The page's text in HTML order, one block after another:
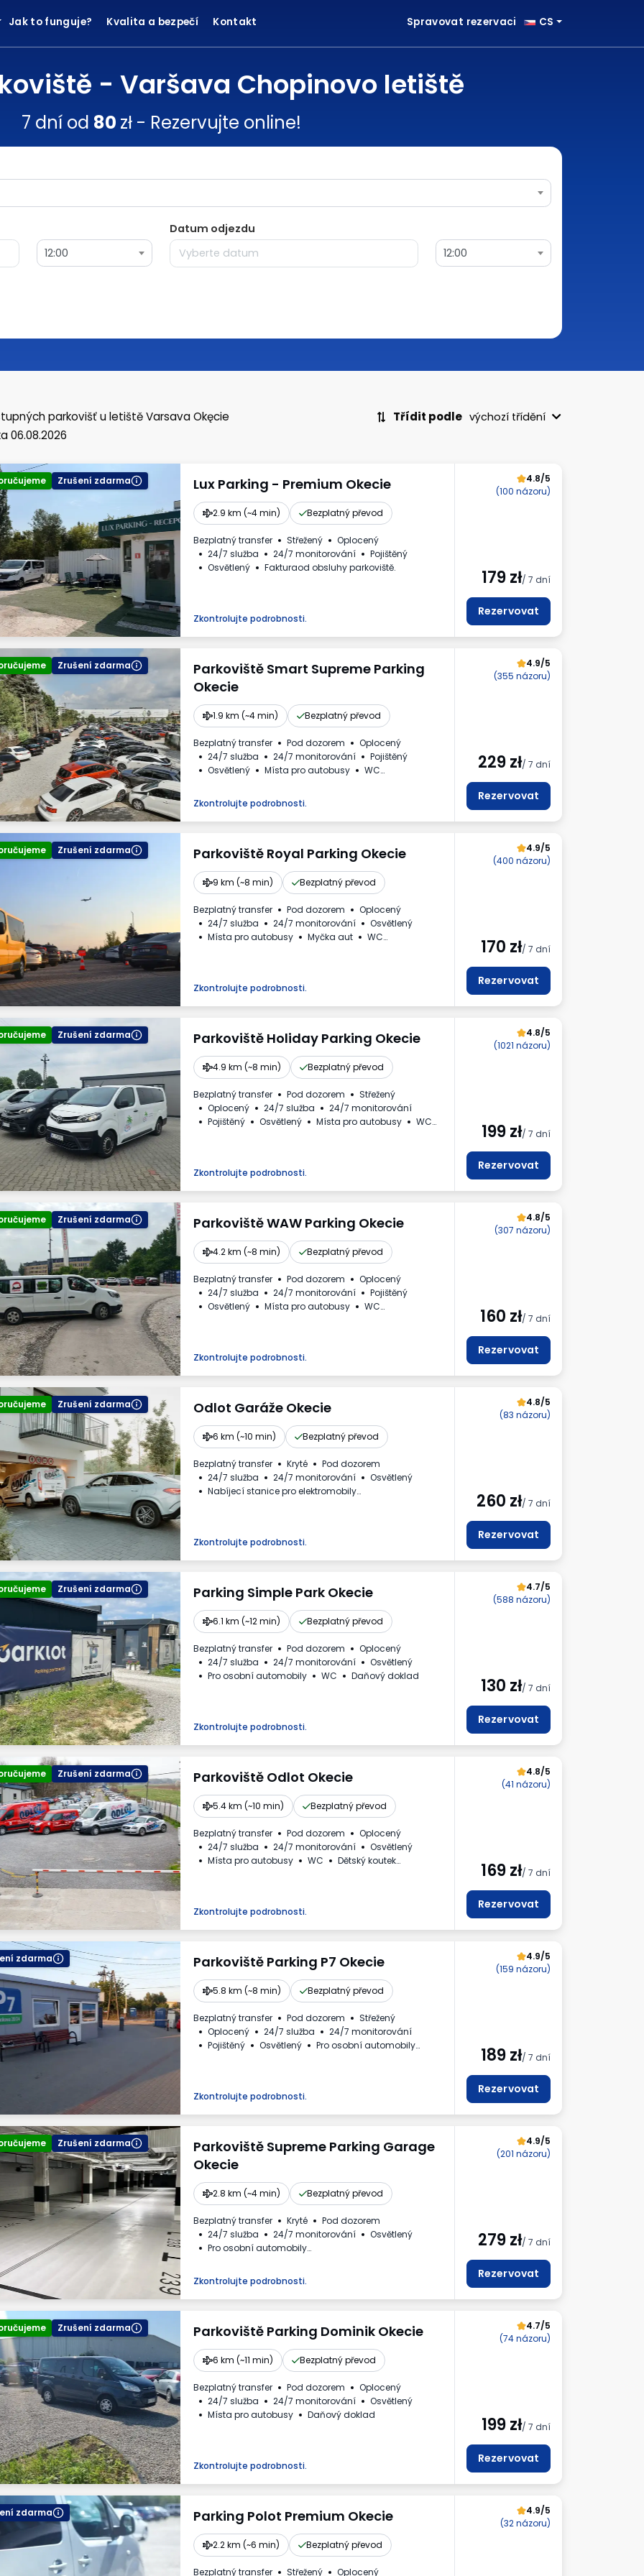
Jak to funguje? Kvalita a bezpečí Kontakt Spravovat rezervaci CS
- Varšava Chopinovo letiště
7 dní od 80 zł - Rezervujte online!
12:00
Datum odjezdu
12:00
parkovišťu letiště Varsava Okęcie
06.08.2026
Třídit podle výchozí třídění
Zrušení zdarma Lux Parking - Premium Okecie
2.9 km (~4 min) Bezplatný převod
Bezplatný transfer Střežený
Oplocený
24/7 služba
24/7 monitorování
Pojištěný
Osvětlený
Fakturaod obsluhy parkoviště.
Zkontrolujte podrobnosti.
4.8/5
(100 názoru)
179zł/ 7 dní
Rezervovat
Zrušení zdarma
Parkoviště Smart Supreme Parking
Okecie
1.9 km (~4 min) Bezplatný převod
Bezplatný transfer Pod dozorem
Oplocený
24/7 služba
24/7 monitorování
Pojištěný
Osvětlený
Místa pro autobusy
WC
Zkontrolujte podrobnosti.
4.9/5
(355 názoru)
229zł/ 7 dní
Rezervovat
Zrušení zdarma Parkoviště Royal Parking Okecie
9 km (~8 min) Bezplatný převod
Bezplatný transfer Pod dozorem
Oplocený
24/7 služba
24/7 monitorování
Osvětlený
Místa pro autobusy
Myčka aut
WC
Zkontrolujte podrobnosti.
4.9/5
(400 názoru)
170 zł/ 7 dní
Rezervovat
Zrušení zdarma Parkoviště Holiday Parking Okecie
4.9 km (~8 min) Bezplatný převod
Bezplatný transfer Pod dozorem
Střežený
Oplocený
24/7 služba
24/7 monitorování
Pojištěný
Osvětlený Místa pro autobusy
WC
Zkontrolujte podrobnosti.
4.8/5
(1021 názoru)
199zł/ 7 dní
Rezervovat
Zrušení zdarma Parkoviště WAW Parking Okecie
4.2 km (~8 min) Bezplatný převod
Bezplatný transfer Pod dozorem
Oplocený
24/7 služba
24/7 monitorování
Pojištěný
Osvětlený
Místa pro autobusy
WC
Zkontrolujte podrobnosti.
4.8/5
(307 názoru)
160 zł/ 7 dní
Rezervovat
Zrušení zdarma Odlot Garáže Okecie
6 km (~10 min) Bezplatný převod
Bezplatný transfer Kryté
Pod dozorem
24/7 služba
24/7 monitorování
Osvětlený
Nabíjecí stanice pro elektromobily
Zkontrolujte podrobnosti.
4.8/5
(83 názoru)
260 zł/ 7 dní
Rezervovat
Zrušení zdarma Parking Simple Park Okecie
6.1 km (~12 min) Bezplatný převod
Bezplatný transfer Pod dozorem
Oplocený
24/7 služba
24/7 monitorování
Osvětlený
Pro osobní automobily
WC Daňový doklad
Zkontrolujte podrobnosti.
4.7/5
(588 názoru)
130 zł/ 7 dní
Rezervovat
Zrušení zdarma Parkoviště Odlot Okecie
5.4 km (~10 min) Bezplatný převod
Bezplatný transfer Pod dozorem
Oplocený
24/7 služba
24/7 monitorování
Osvětlený
Místa pro autobusy
WC
Dětský koutek
Zkontrolujte podrobnosti.
4.8/5
(41 názoru)
169zł/ 7 dní
Rezervovat
zdarma Parkoviště Parking P7 Okecie
5.8 km (~8 min) Bezplatný převod
Bezplatný transfer Pod dozorem
Střežený
Oplocený
24/7 služba
24/7 monitorování
Pojištěný
Osvětlený
Pro osobní automobily
Zkontrolujte podrobnosti.
4.9/5
(159 názoru)
189zł/ 7 dní
Rezervovat
Zrušení zdarma
Parkoviště Supreme Parking Garage
Okecie
2.8 km (~4 min) Bezplatný převod
Bezplatný transfer Kryté
Pod dozorem
24/7 služba
24/7 monitorování
Osvětlený
Pro osobní automobily
Daňový doklad
Zkontrolujte podrobnosti.
4.9/5
(201 názoru)
279zł/ 7 dní
Rezervovat
Zrušení zdarma Parkoviště Parking Dominik Okecie
6 km (~11 min) Bezplatný převod
Bezplatný transfer Pod dozorem
Oplocený
24/7 služba
24/7 monitorování
Osvětlený
Místa pro autobusy
Daňový doklad
Zkontrolujte podrobnosti.
4.7/5
(74 názoru)
199zł/ 7 dní
Rezervovat
zdarma Parking Polot Premium Okecie
2.2 km (~6 min) Bezplatný převod
Bezplatný transfer Střežený Oplocený
4.9/5
(32 názoru)